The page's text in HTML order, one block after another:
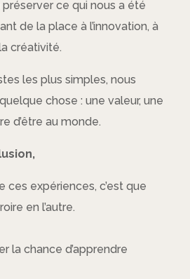
ce qui nous a été
de la place à l’innovation, à
créativité.
les plus simples, nous
chose : une valeur, une
d’être au monde.
ces expériences, c’est que
en l’autre.
la chance d’apprendre